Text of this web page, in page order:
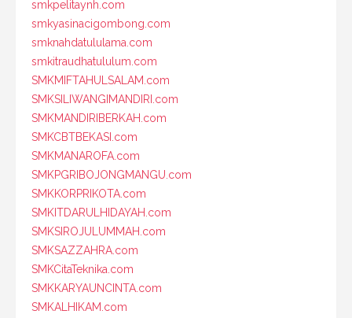
smkpelitaynh.com
smkyasinacigombong.com
smknahdatululama.com
smkitraudhatululum.com
SMKMIFTAHULSALAM.com
SMKSILIWANGIMANDIRI.com
SMKMANDIRIBERKAH.com
SMKCBTBEKASI.com
SMKMANAROFA.com
SMKPGRIBOJONGMANGU.com
SMKKORPRIKOTA.com
SMKITDARULHIDAYAH.com
SMKSIROJULUMMAH.com
SMKSAZZAHRA.com
SMKCitaTeknika.com
SMKKARYAUNCINTA.com
SMKALHIKAM.com